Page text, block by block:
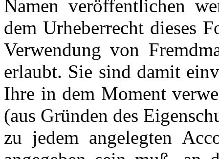
Namen veröffentlichen
dem Urheberrecht dieses
Verwendung von
erlaubt. Sie sind damit
Ihre in dem Moment
(aus Gründen des
zu jedem angelegten